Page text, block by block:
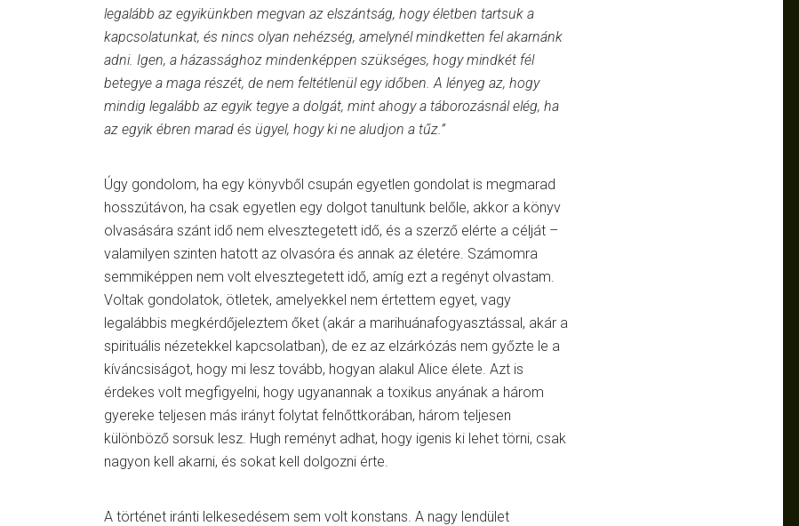
legalább az egyikünkben megvan az elszántság, hogy életben tartsuk a
kapcsolatunkat, és nincs olyan nehézség, amelynél mindketten fel akarnánk
adni. Igen, a házassághoz mindenképpen szükséges, hogy mindkét fél
betegye a maga részét, de nem feltétlenül egy időben. A lényeg az, hogy
mindig legalább az egyik tegye a dolgát, mint ahogy a táborozásnál elég, ha
az egyik ébren marad és ügyel, hogy ki ne aludjon a tűz.”
Úgy gondolom, ha egy könyvből csupán egyetlen gondolat is megmarad
hosszútávon, ha csak egyetlen egy dolgot tanultunk belőle, akkor a könyv
olvasására szánt idő nem elvesztegetett idő, és a szerző elérte a célját –
valamilyen szinten hatott az olvasóra és annak az életére. Számomra
semmiképpen nem volt elvesztegetett idő, amíg ezt a regényt olvastam.
Voltak gondolatok, ötletek, amelyekkel nem értettem egyet, vagy
legalábbis megkérdőjeleztem őket (akár a marihuánafogyasztással, akár a
spirituális nézetekkel kapcsolatban), de ez az elzárkózás nem győzte le a
kíváncsiságot, hogy mi lesz tovább, hogyan alakul Alice élete. Azt is
érdekes volt megfigyelni, hogy ugyanannak a toxikus anyának a három
gyereke teljesen más irányt folytat felnőttkorában, három teljesen
különböző sorsuk lesz. Hugh reményt adhat, hogy igenis ki lehet törni, csak
nagyon kell akarni, és sokat kell dolgozni érte.
A történet iránti lelkesedésem sem volt konstans. A nagy lendület